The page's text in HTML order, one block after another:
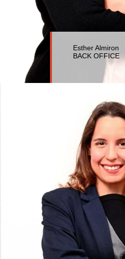
Esther Almiron
BACK OFFICE